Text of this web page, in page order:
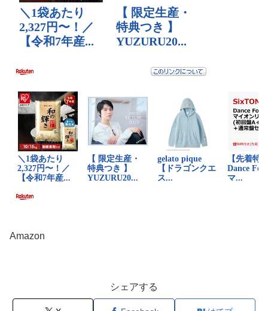
Amazon
シェアする